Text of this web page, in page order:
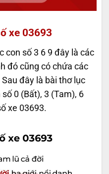
xe 03693
con số 3 6 9 đây là các
đó cũng có chứa các
đây là bài thơ lục
0 (Bất), 3 (Tam), 6
xe 03693.